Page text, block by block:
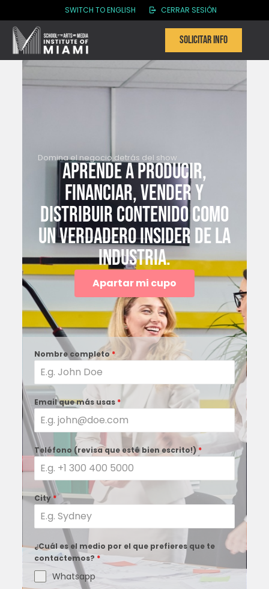
SWITCH TO ENGLISH CERRAR SESIÓN
Solicitar info
Domina el negocio detrás del show
Aprende a producir,
financiar, vender y
distribuir contenido como
un verdadero insider de la
industria.
Apartar mi cupo
Nombre completo*
Email que más usas *
Teléfono (revisa que esté bien escrito!)*
City*
¿Cuál es el medio por el que prefieres que te
contactemos? *
Whatsapp